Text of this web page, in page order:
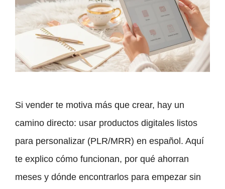
Si vender te motiva más que crear, hay un
camino directo: usar productos digitales listos
para personalizar (PLR/MRR) en español. Aquí
te explico cómo funcionan, por qué ahorran
meses y dónde encontrarlos para empezar sin